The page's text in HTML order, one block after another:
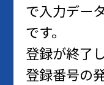
で入力デー
です。
登録が終了
登録番号の